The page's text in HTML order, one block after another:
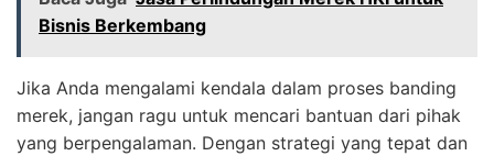
Bisnis Berkembang
Jika Anda mengalami kendala dalam proses banding
merek, jangan ragu untuk mencari bantuan dari pihak
yang berpengalaman. Dengan strategi yang tepat dan